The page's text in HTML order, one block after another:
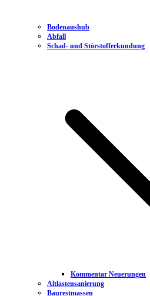
Bodenaushub
Abfall
Schad- und Störstofferkundung
Kommentar Neuerungen
Altlastensanierung
Baurestmassen